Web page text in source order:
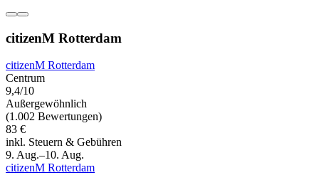
citizenM Rotterdam
citizenM Rotterdam
Centrum
9,4/10
Außergewöhnlich
(1.002 Bewertungen)
83 €
inkl. Steuern & Gebühren
9. Aug.–10. Aug.
citizenM Rotterdam